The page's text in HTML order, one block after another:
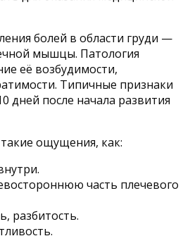
болей в области груди —
мышцы. Патология
её возбудимости,
Типичные признаки
дней после начала развития
ощущения, как:
часть плечевого
разбитость.